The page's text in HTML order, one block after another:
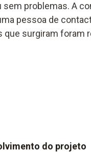
sem problemas. A
pessoa de
que surgiram foram
do projeto